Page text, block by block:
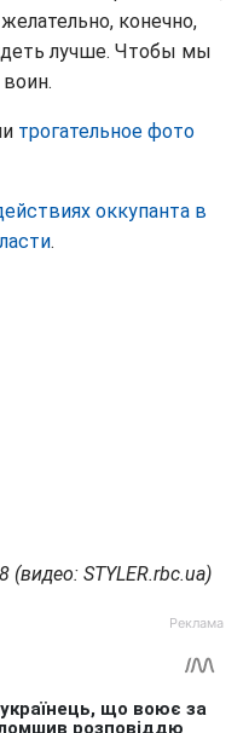
конечно,
лучше. Чтобы мы
трогательное фото
оккупанта в
.
STYLER.rbc.ua)